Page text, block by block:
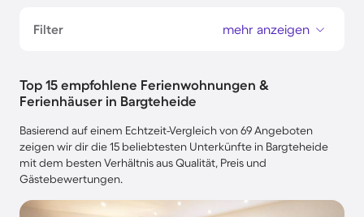
Filter mehr anzeigen
Top 15 empfohlene Ferienwohnungen &
Ferienhäuser in Bargteheide
Basierend auf einem Echtzeit-Vergleich von 69 Angeboten
zeigen wir dir die 15 beliebtesten Unterkünfte in Bargteheide
mit dem besten Verhältnis aus Qualität, Preis und
Gästebewertungen.